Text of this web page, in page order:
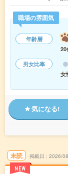
職場の雰囲気
年齢層
20
男女比率
女
気になる!
未読
NEW
掲載日 2026/